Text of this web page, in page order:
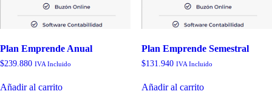
Plan Emprende Anual
$239.880 IVA Incluido
Añadir al carrito
Plan Emprende Semestral
$131.940 IVA Incluido
Añadir al carrito